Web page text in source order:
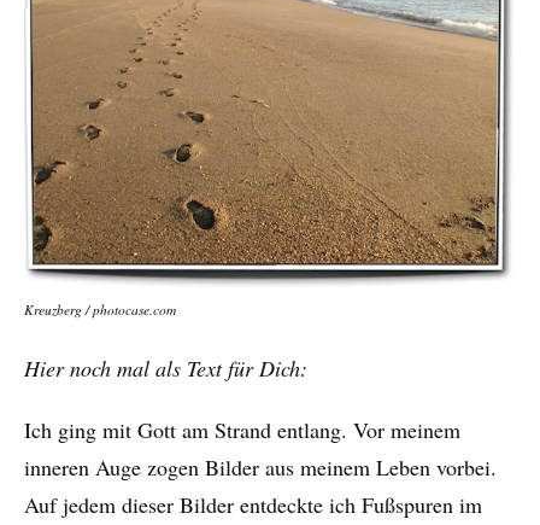
Kreuzberg / photocase.com
Hier noch mal als Text für Dich:
Ich ging mit Gott am Strand entlang. Vor meinem
inneren Auge zogen Bilder aus meinem Leben vorbei.
Auf jedem dieser Bilder entdeckte ich Fußspuren im